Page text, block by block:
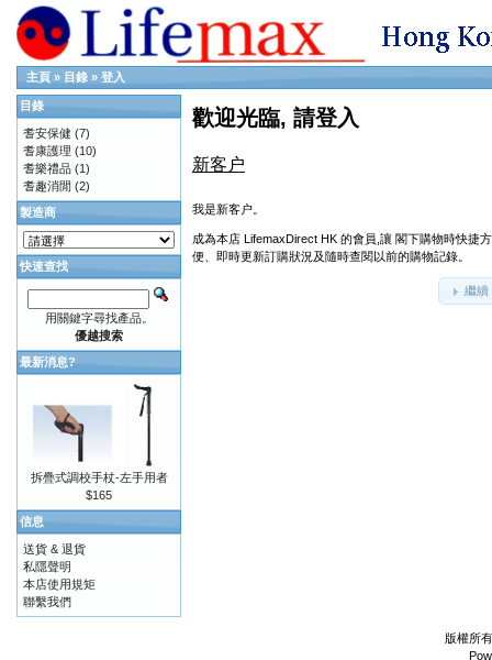
主頁 » 目錄 » 登入
歡迎光臨, 請登入
新客户
我是新客户。
成為本店 LifemaxDirect HK 的會員,讓 閣下購物時快捷方
便、即時更新訂購狀況及隨時查閱以前的購物記錄。
繼續
目錄
耆安保健 (7)
耆康護理 (10)
耆樂禮品 (1)
耆趣消閒 (2)
製造商
快速查找
用關鍵字尋找產品。
優越搜索
最新消息?
拆疊式調校手杖-左手用者
$165
信息
送貨 & 退貨
私隱聲明
本店使用規矩
聯繫我們
版權所